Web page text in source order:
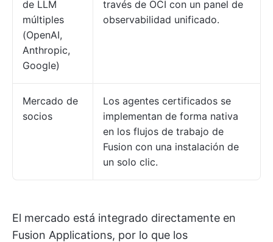
de LLM
múltiples
(OpenAI,
Anthropic,
Google)
través de OCI con un panel de
observabilidad unificado.
Mercado de
socios
Los agentes certificados se
implementan de forma nativa
en los flujos de trabajo de
Fusion con una instalación de
un solo clic.
El mercado está integrado directamente en
Fusion Applications, por lo que los